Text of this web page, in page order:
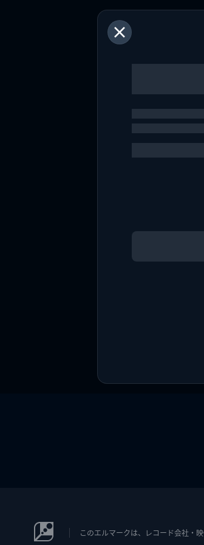
このエルマークは、レコード会社・